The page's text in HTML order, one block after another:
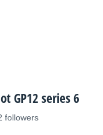
GP12 series 6
followers